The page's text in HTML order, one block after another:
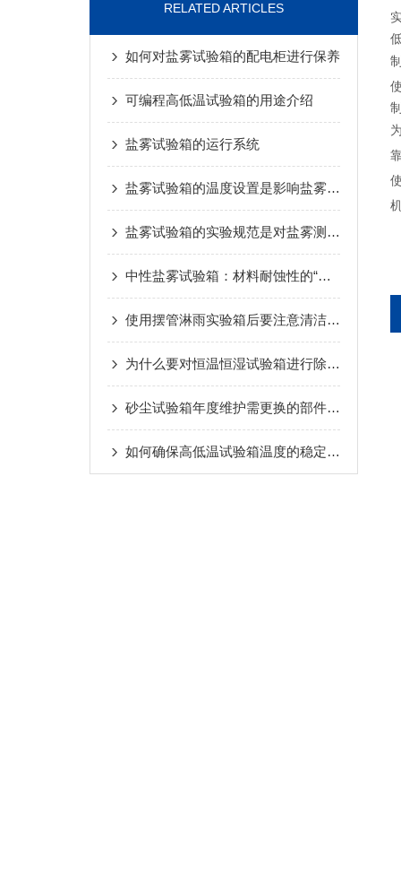
RELATED ARTICLES
如何对盐雾试验箱的配电柜进行保养
可编程高低温试验箱的用途介绍
盐雾试验箱的运行系统
盐雾试验箱的温度设置是影响盐雾箱的重要因素之一
盐雾试验箱的实验规范是对盐雾测试标准
中性盐雾试验箱：材料耐蚀性的“检验官”
使用摆管淋雨实验箱后要注意清洁保养工作
为什么要对恒温恒湿试验箱进行除霜？
砂尘试验箱年度维护需更换的部件及判断依据
如何确保高低温试验箱温度的稳定性？